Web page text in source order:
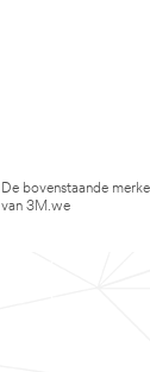
De bovenstaande
van 3M.we